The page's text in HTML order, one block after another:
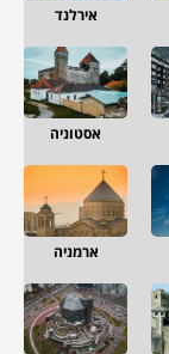
אירלנד
אסטוניה
ארמניה